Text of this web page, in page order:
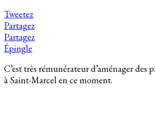
Tweetez
Partagez
Partagez
Épingle
C’est très rémunérateur d’aménager des
à Saint-Marcel en ce moment.